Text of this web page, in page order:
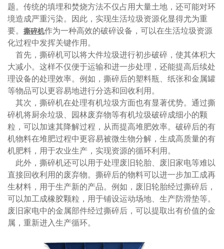
题。传统的填埋和焚烧方法不仅占用大量土地，还可能对环
境造成严重污染。因此，实现生活垃圾资源化显得尤为重
要。 撕碎机作为一种高效的破碎设备，可以在生活垃圾资源
化过程中发挥关键作用。
首先，撕碎机可以将大件垃圾进行初步破碎，使其体积大
大减小。这样不仅便于运输和进一步处理，还能提高后续处
理设备的处理效率。例如，撕碎后的塑料瓶、纸张和金属罐
等物品可以更容易地进行分选和回收利用。
其次，撕碎机在处理有机垃圾方面也有显著优势。通过撕
碎机将厨余垃圾、园林废弃物等有机垃圾破碎成细小的颗
粒，可以加速其降解过程，从而提高堆肥效率。破碎后的有
机物料在堆肥过程中更容易被微生物分解，生成高质量的有
机肥料，用于农业生产，实现资源的循环利用。
此外，撕碎机还可以用于处理废旧轮胎、废旧家电等难以
直接回收利用的废弃物。撕碎后的物料可以进一步加工成再
生材料，用于生产新的产品。例如，废旧轮胎经过撕碎后，
可以加工成橡胶颗粒，用于铺设运动场地、生产防滑垫等。
废旧家电中的金属部件经过撕碎后，可以提取出有价值的金
属，重新进入生产循环。